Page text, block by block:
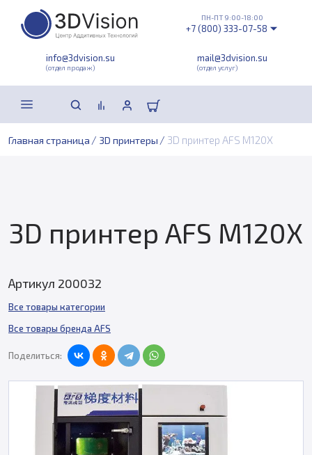
info@3dvision.su
(отдел продаж)
mail@3dvision.su
(отдел услуг)
ПН-ПТ 9:00-18:00
+7 (800) 333-07-58
Главная страница / 3D принтеры / 3D принтер AFS M120X
3D принтер AFS M120X
Артикул 200032
Все товары категории
Все товары бренда AFS
Поделиться: